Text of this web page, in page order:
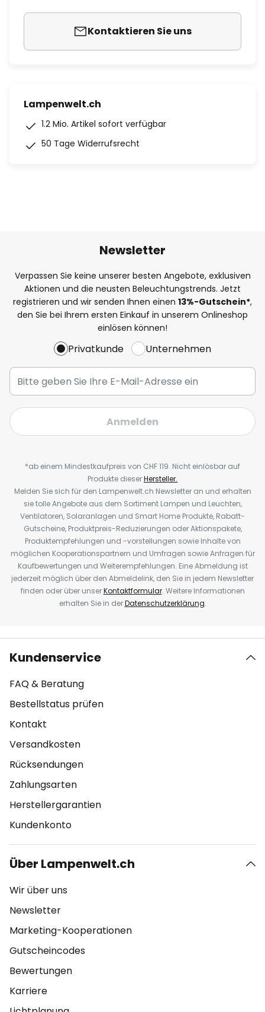
Kontaktieren Sie uns
Lampenwelt.ch
1.2 Mio. Artikel sofort verfügbar
50 Tage Widerrufsrecht
Newsletter
Verpassen Sie keine unserer besten Angebote, exklusiven
Aktionen und die neusten Beleuchtungstrends. Jetzt
registrieren und wir senden Ihnen einen 13%-Gutschein*,
den Sie bei Ihrem ersten Einkauf in unserem Onlineshop
einlösen können!
Privatkunde Unternehmen
Anmelden
*ab einem Mindestkaufpreis von CHF 119. Nicht einlösbar auf
Produkte dieserHersteller.
Melden Sie sich für den Lampenwelt.ch Newsletter an und erhalten
sie tolle Angebote aus dem Sortiment Lampen und Leuchten,
Ventilatoren, Solaranlagen und Smart Home Produkte, Rabatt-
Gutscheine, Produktpreis-Reduzierungen oder Aktionspakete,
Produktempfehlungen und -vorstellungen sowie Inhalte von
möglichen Kooperationspartnern und Umfragen sowie Anfragen für
Kaufbewertungen und Weiterempfehlungen. Eine Abmeldung ist
jederzeit möglich über den Abmeldelink, den Sie in jedem Newsletter
finden oder über unserKontaktformular. Weitere Informationen
erhalten Sie in derDatenschutzerklärung.
Kundenservice
FAQ & Beratung
Bestellstatus prüfen
Kontakt
Versandkosten
Rücksendungen
Zahlungsarten
Herstellergarantien
Kundenkonto
Über Lampenwelt.ch
Wir über uns
Newsletter
Marketing-Kooperationen
Gutscheincodes
Bewertungen
Karriere